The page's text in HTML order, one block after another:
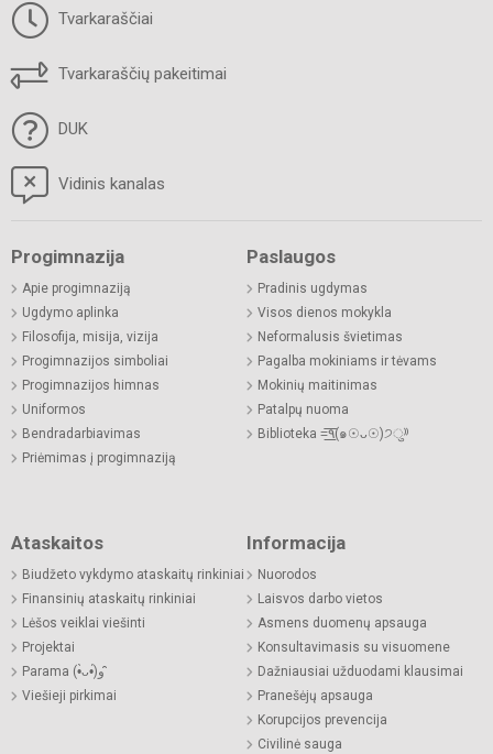
Tvarkaraščiai
Tvarkaraščių pakeitimai
DUK
Vidinis kanalas
Progimnazija
Apie progimnaziją
Ugdymo aplinka
Filosofija, misija, vizija
Progimnazijos simboliai
Progimnazijos himnas
Uniformos
Bendradarbiavimas
Priėmimas į progimnaziją
Paslaugos
Pradinis ugdymas
Visos dienos mokykla
Neformalusis švietimas
Pagalba mokiniams ir tėvams
Mokinių maitinimas
Patalpų nuoma
Biblioteka =͟͟͞͞٩(๑☉ᴗ☉)੭ु⁾⁾
Ataskaitos
Biudžeto vykdymo ataskaitų rinkiniai
Finansinių ataskaitų rinkiniai
Lėšos veiklai viešinti
Projektai
Parama (•̀ᴗ•́)و ̑̑
Viešieji pirkimai
Informacija
Nuorodos
Laisvos darbo vietos
Asmens duomenų apsauga
Konsultavimasis su visuomene
Dažniausiai užduodami klausimai
Pranešėjų apsauga
Korupcijos prevencija
Civilinė sauga